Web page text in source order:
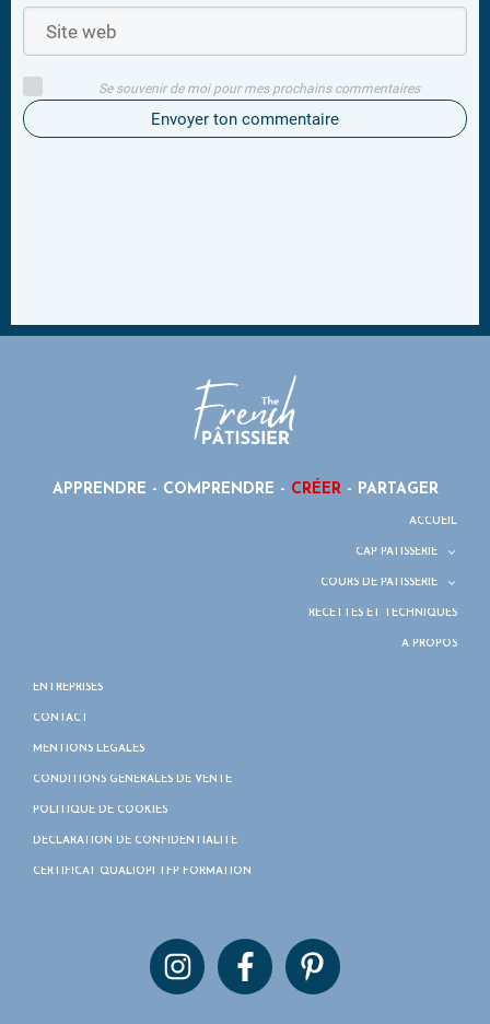
Se souvenir de moi pour mes prochains commentaires
Envoyer ton commentaire
APPRENDRE - COMPRENDRE - CRÉER- PARTAGER
ACCUEIL
CAP PÂTISSERIE
COURS DE PÂTISSERIE
RECETTES ET TECHNIQUES
À PROPOS
ENTREPRISES
CONTACT
MENTIONS LÉGALES
CONDITIONS GÉNÉRALES DE VENTE
POLITIQUE DE COOKIES
DÉCLARATION DE CONFIDENTIALITÉ
CERTIFICAT QUALIOPI TFP FORMATION